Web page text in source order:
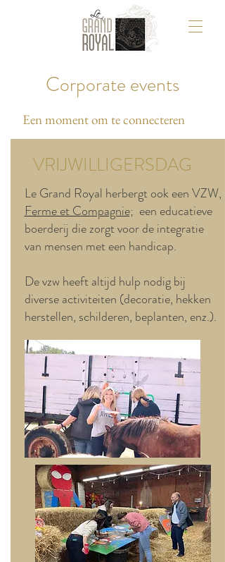
Corporate events
Een moment om te connecteren
VRIJWILLIGERSDAG
Le Grand Royal herbergt ook een VZW,
Ferme et Compagnie; een educatieve
boerderij die zorgt voor de integratie
van mensen met een handicap.
De vzw heeft altijd hulp nodig bij
diverse activiteiten (decoratie, hekken
herstellen, schilderen, beplanten, enz.).